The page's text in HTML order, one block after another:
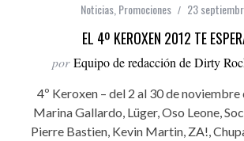
Noticias,Promociones 23
EL 4º KEROXEN 2012 TE
por Equipo de redacción de Dirty
4º Keroxen – del 2 al 30 de noviembre
Marina Gallardo, Lüger, Oso Leone,
Pierre Bastien, Kevin Martin, ZA!,